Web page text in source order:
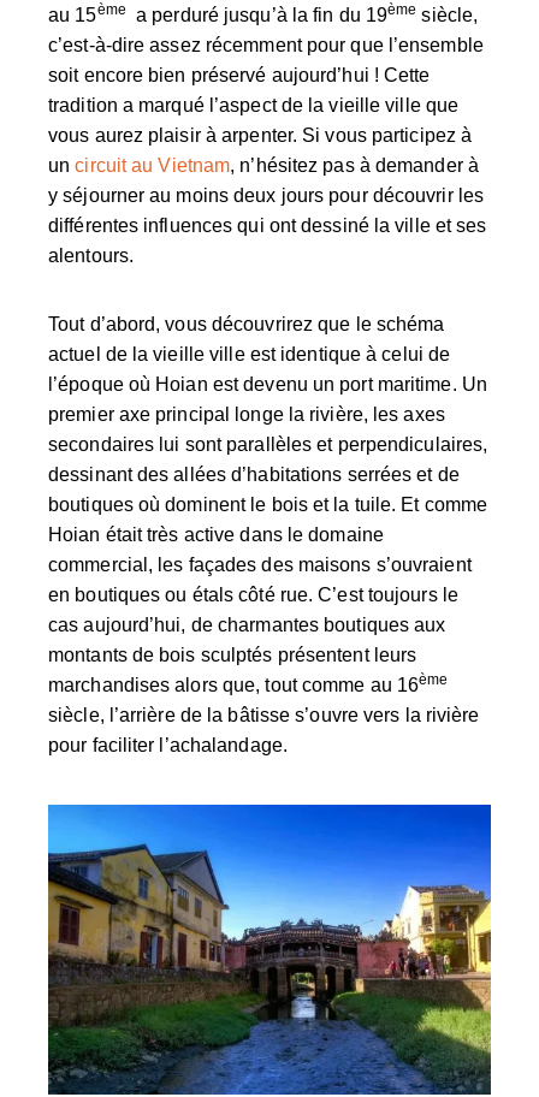
au 15ème a perduré jusqu’à la fin du 19ème siècle,
c’est-à-dire assez récemment pour que l’ensemble
soit encore bien préservé aujourd’hui ! Cette
tradition a marqué l’aspect de la vieille ville que
vous aurez plaisir à arpenter. Si vous participez à
uncircuit au Vietnam, n’hésitez pas à demander à
y séjourner au moins deux jours pour découvrir les
différentes influences qui ont dessiné la ville et ses
alentours.
Tout d’abord, vous découvrirez que le schéma
actuel de la vieille ville est identique à celui de
l’époque où Hoian est devenu un port maritime. Un
premier axe principal longe la rivière, les axes
secondaires lui sont parallèles et perpendiculaires,
dessinant des allées d’habitations serrées et de
boutiques où dominent le bois et la tuile. Et comme
Hoian était très active dans le domaine
commercial, les façades des maisons s’ouvraient
en boutiques ou étals côté rue. C’est toujours le
cas aujourd’hui, de charmantes boutiques aux
montants de bois sculptés présentent leurs
marchandises alors que, tout comme au 16ème
siècle, l’arrière de la bâtisse s’ouvre vers la rivière
pour faciliter l’achalandage.